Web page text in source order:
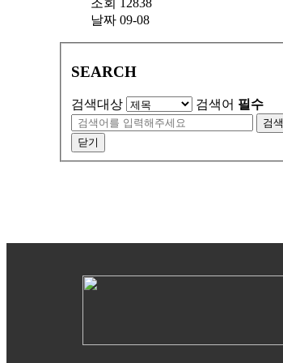
날짜 09-08
SEARCH
검색대상 검색어 필수
검색
닫기